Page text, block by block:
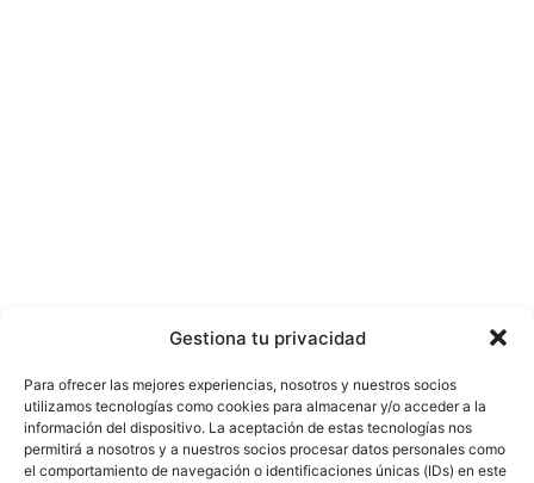
Gestiona tu privacidad
Para ofrecer las mejores experiencias, nosotros y nuestros socios
utilizamos tecnologías como cookies para almacenar y/o acceder a la
información del dispositivo. La aceptación de estas tecnologías nos
permitirá a nosotros y a nuestros socios procesar datos personales como
el comportamiento de navegación o identificaciones únicas (IDs) en este